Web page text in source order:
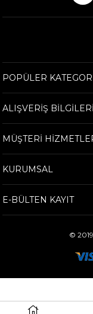
POPÜLER
ALIŞVERİŞ BİLGİLERİ
MÜŞTERİ
KURUMSAL
E-BÜLTEN KAYIT
©